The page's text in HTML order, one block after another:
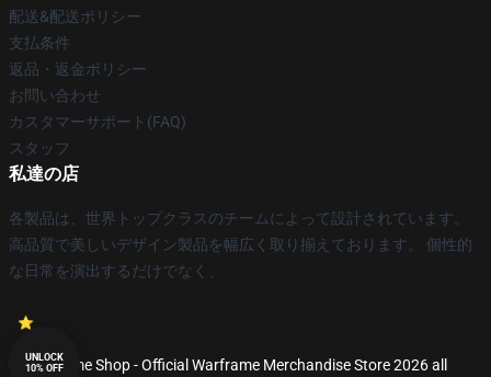
配送&配送ポリシー
支払条件
返品・返金ポリシー
お問い合わせ
カスタマーサポート(FAQ)
スタッフ
私達の店
各製品は、世界トップクラスのチームによって設計されています。
高品質で美しいデザイン製品を幅広く取り揃えております。 個性的
な日常を演出するだけでなく、
© Warframe Shop - Official Warframe Merchandise Store 2026 all
UNLOCK
10% OFF